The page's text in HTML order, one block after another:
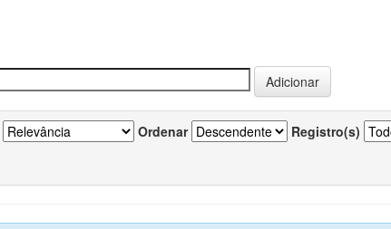
Ordenar Registro(s)